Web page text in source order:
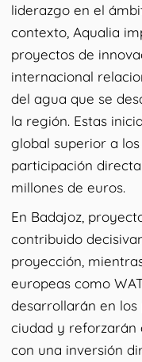
liderazgo en el
contexto, Aqualia
proyectos de
internacional
del agua que se
la región. Estas
global superior a
participación
millones de euros.
En Badajoz,
contribuido
proyección,
europeas como
desarrollarán en los
ciudad y reforzarán
con una inversión